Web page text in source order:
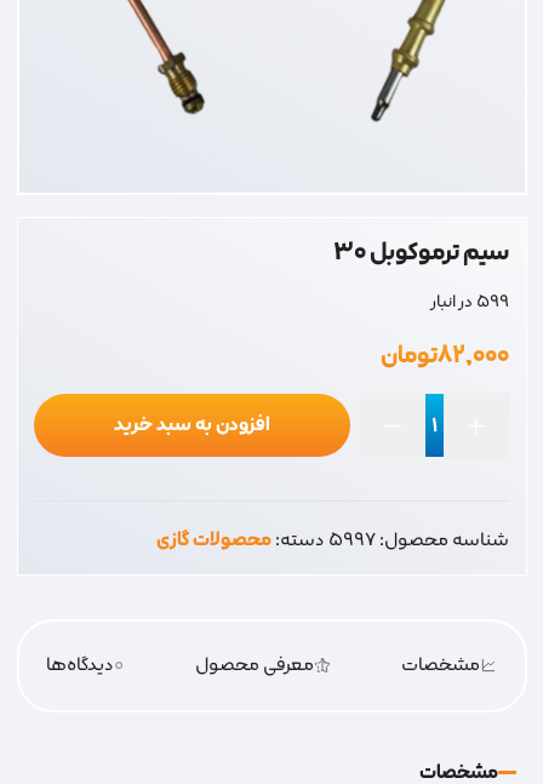
سیم ترموکوبل 30
599 در انبار
۸۲,۰۰۰تومان
عدد
افزودن به سبد خرید
شناسه محصول:5997دسته:محصولات گازی
مشخصات معرفی محصول 0دیدگاه‌‌ها
مشخصات